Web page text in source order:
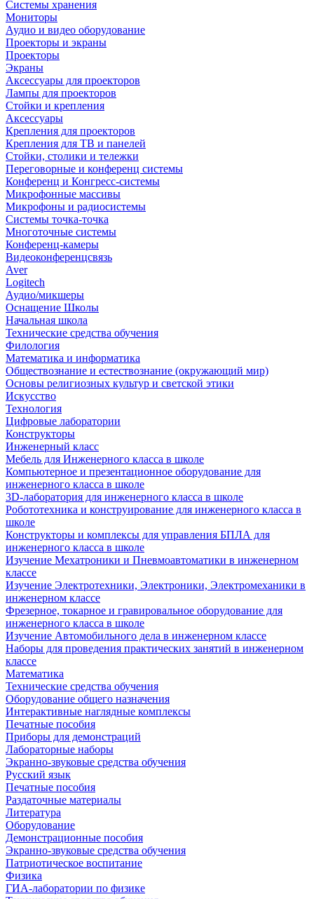
Системы хранения
Мониторы
Аудио и видео оборудование
Проекторы и экраны
Проекторы
Экраны
Аксессуары для проекторов
Лампы для проекторов
Стойки и крепления
Аксессуары
Крепления для проекторов
Крепления для ТВ и панелей
Стойки, столики и тележки
Переговорные и конференц системы
Конференц и Конгресс-системы
Микрофонные массивы
Микрофоны и радиосистемы
Системы точка-точка
Многоточные системы
Конференц-камеры
Видеоконференцсвязь
Aver
Logitech
Аудио/микшеры
Оснащение Школы
Начальная школа
Технические средства обучения
Филология
Математика и информатика
Обществознание и естествознание (окружающий мир)
Основы религиозных культур и светской этики
Искусство
Технология
Цифровые лаборатории
Конструкторы
Инженерный класс
Мебель для Инженерного класса в школе
Компьютерное и презентационное оборудование для
инженерного класса в школе
3D-лаборатория для инженерного класса в школе
Робототехника и конструирование для инженерного класса в
школе
Конструкторы и комплексы для управления БПЛА для
инженерного класса в школе
Изучение Мехатроники и Пневмоавтоматики в инженерном
классе
Изучение Электротехники, Электроники, Электромеханики в
инженерном классе
Фрезерное, токарное и гравировальное оборудование для
инженерного класса в школе
Изучение Автомобильного дела в инженерном классе
Наборы для проведения практических занятий в инженерном
классе
Математика
Технические средства обучения
Оборудование общего назначения
Интерактивные наглядные комплексы
Печатные пособия
Приборы для демонстраций
Лабораторные наборы
Экранно-звуковые средства обучения
Русский язык
Печатные пособия
Раздаточные материалы
Литература
Оборудование
Демонстрационные пособия
Экранно-звуковые средства обучения
Патриотическое воспитание
Физика
ГИА-лаборатории по физике